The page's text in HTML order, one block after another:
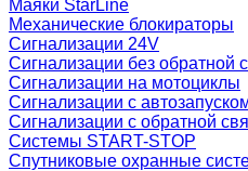
Маяки StarLine
Механические блокираторы
Сигнализации 24V
Сигнализации без обратной
Сигнализации на мотоциклы
Сигнализации с
Сигнализации с обратной
Системы START-STOP
Спутниковые охранные